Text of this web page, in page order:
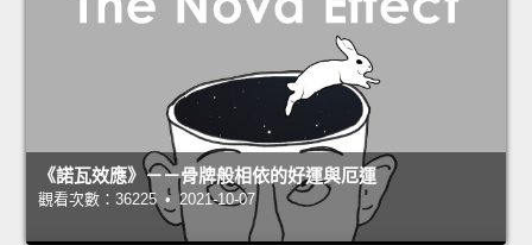
《諾瓦效應》－－骨牌般相依的好運與厄運
觀看次數：36225 • 2021-10-07